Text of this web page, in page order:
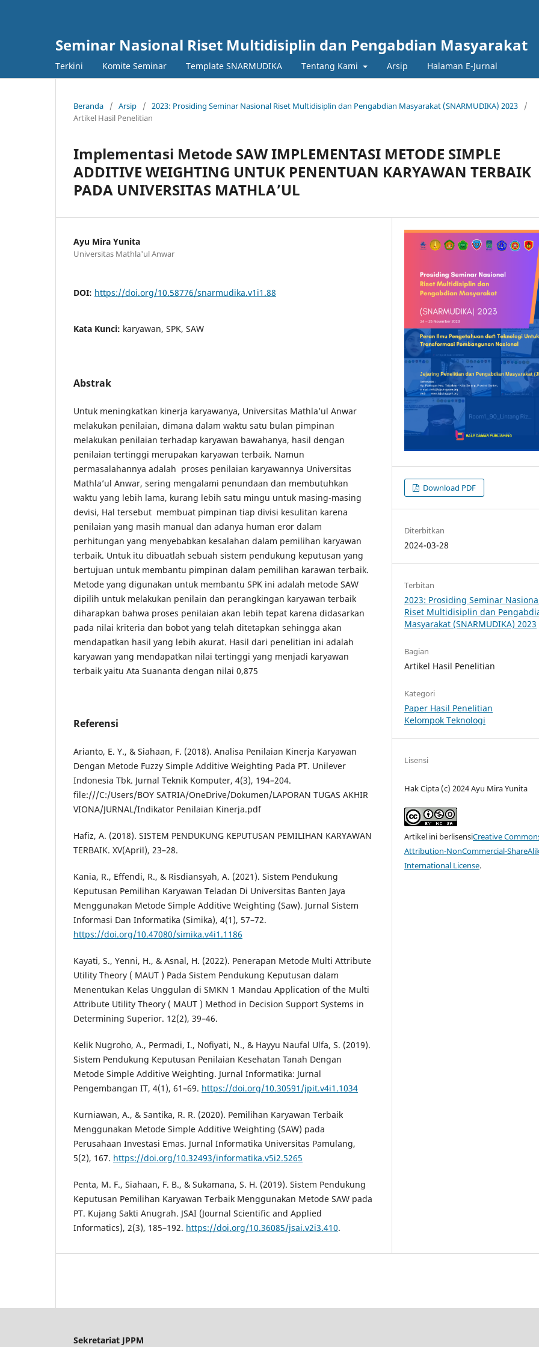
Seminar Nasional Riset Multidisiplin dan Pengabdian Masyarakat
Terkini Komite Seminar Template SNARMUDIKA Tentang Kami Arsip Halaman E-Jurnal
Beranda / Arsip / 2023: Prosiding Seminar Nasional Riset Multidisiplin dan Pengabdian Masyarakat (SNARMUDIKA) 2023
/
Artikel Hasil Penelitian
Implementasi Metode SAW IMPLEMENTASI METODE SIMPLE
ADDITIVE WEIGHTING UNTUK PENENTUAN KARYAWAN TERBAIK
PADA UNIVERSITAS MATHLA’UL
Ayu Mira Yunita
Universitas Mathla'ul Anwar
DOI: https://doi.org/10.58776/snarmudika.v1i1.88
Kata Kunci: karyawan, SPK, SAW
Abstrak
Untuk meningkatkan kinerja karyawanya, Universitas Mathla’ul Anwar
melakukan penilaian, dimana dalam waktu satu bulan pimpinan
melakukan penilaian terhadap karyawan bawahanya, hasil dengan
penilaian tertinggi merupakan karyawan terbaik. Namun
permasalahannya adalah proses penilaian karyawannya Universitas
Mathla’ul Anwar, sering mengalami penundaan dan membutuhkan
waktu yang lebih lama, kurang lebih satu mingu untuk masing-masing
devisi, Hal tersebut membuat pimpinan tiap divisi kesulitan karena
penilaian yang masih manual dan adanya human eror dalam
perhitungan yang menyebabkan kesalahan dalam pemilihan karyawan
terbaik. Untuk itu dibuatlah sebuah sistem pendukung keputusan yang
bertujuan untuk membantu pimpinan dalam pemilihan karawan terbaik.
Metode yang digunakan untuk membantu SPK ini adalah metode SAW
dipilih untuk melakukan penilain dan perangkingan karyawan terbaik
diharapkan bahwa proses penilaian akan lebih tepat karena didasarkan
pada nilai kriteria dan bobot yang telah ditetapkan sehingga akan
mendapatkan hasil yang lebih akurat. Hasil dari penelitian ini adalah
karyawan yang mendapatkan nilai tertinggi yang menjadi karyawan
terbaik yaitu Ata Suananta dengan nilai 0,875
Referensi
Arianto, E. Y., & Siahaan, F. (2018). Analisa Penilaian Kinerja Karyawan
Dengan Metode Fuzzy Simple Additive Weighting Pada PT. Unilever
Indonesia Tbk. Jurnal Teknik Komputer, 4(3), 194–204.
file:///C:/Users/BOY SATRIA/OneDrive/Dokumen/LAPORAN TUGAS AKHIR
VIONA/JURNAL/Indikator Penilaian Kinerja.pdf
Hafiz, A. (2018). SISTEM PENDUKUNG KEPUTUSAN PEMILIHAN KARYAWAN
TERBAIK. XV(April), 23–28.
Kania, R., Effendi, R., & Risdiansyah, A. (2021). Sistem Pendukung
Keputusan Pemilihan Karyawan Teladan Di Universitas Banten Jaya
Menggunakan Metode Simple Additive Weighting (Saw). Jurnal Sistem
Informasi Dan Informatika (Simika), 4(1), 57–72.
https://doi.org/10.47080/simika.v4i1.1186
Kayati, S., Yenni, H., & Asnal, H. (2022). Penerapan Metode Multi Attribute
Utility Theory ( MAUT ) Pada Sistem Pendukung Keputusan dalam
Menentukan Kelas Unggulan di SMKN 1 Mandau Application of the Multi
Attribute Utility Theory ( MAUT ) Method in Decision Support Systems in
Determining Superior. 12(2), 39–46.
Kelik Nugroho, A., Permadi, I., Nofiyati, N., & Hayyu Naufal Ulfa, S. (2019).
Sistem Pendukung Keputusan Penilaian Kesehatan Tanah Dengan
Metode Simple Additive Weighting. Jurnal Informatika: Jurnal
Pengembangan IT, 4(1), 61–69. https://doi.org/10.30591/jpit.v4i1.1034
Kurniawan, A., & Santika, R. R. (2020). Pemilihan Karyawan Terbaik
Menggunakan Metode Simple Additive Weighting (SAW) pada
Perusahaan Investasi Emas. Jurnal Informatika Universitas Pamulang,
5(2), 167. https://doi.org/10.32493/informatika.v5i2.5265
Penta, M. F., Siahaan, F. B., & Sukamana, S. H. (2019). Sistem Pendukung
Keputusan Pemilihan Karyawan Terbaik Menggunakan Metode SAW pada
PT. Kujang Sakti Anugrah. JSAI (Journal Scientific and Applied
Informatics), 2(3), 185–192. https://doi.org/10.36085/jsai.v2i3.410.
Download PDF
Diterbitkan
2024-03-28
Terbitan
2023: Prosiding Seminar
Riset Multidisiplin dan
Masyarakat (SNARMUDIKA) 2023
Bagian
Artikel Hasil Penelitian
Kategori
Paper Hasil Penelitian
Kelompok Teknologi
Lisensi
Hak Cipta (c) 2024 Ayu Mira Yunita
Artikel ini berlisensiCreative
Attribution-NonCommercial-
International License.
Sekretariat JPPM